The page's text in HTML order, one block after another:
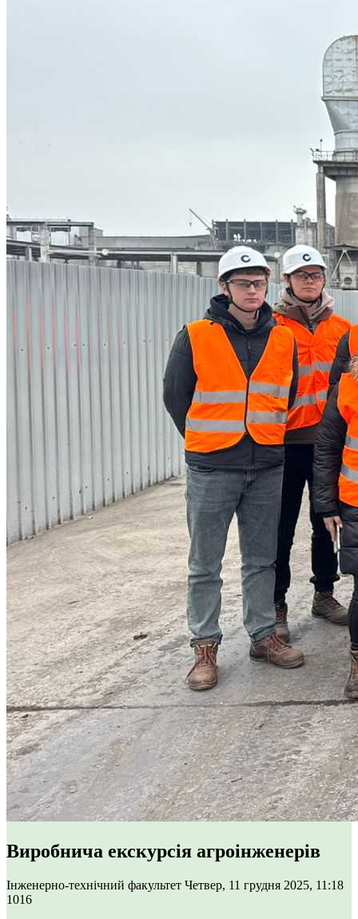
Виробнича екскурсія агроінженерів
Інженерно-технічний факультет Четвер, 11 грудня 2025, 11:18
1016